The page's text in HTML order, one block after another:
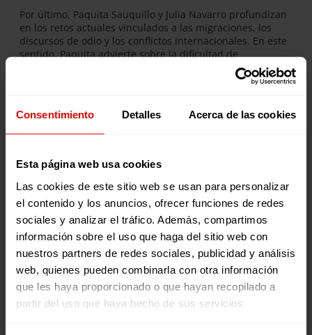
Consentimiento Detalles Acerca de las cookies
Esta página web usa cookies
Las cookies de este sitio web se usan para personalizar
el contenido y los anuncios, ofrecer funciones de redes
sociales y analizar el tráfico. Además, compartimos
información sobre el uso que haga del sitio web con
nuestros partners de redes sociales, publicidad y análisis
web, quienes pueden combinarla con otra información
que les haya proporcionado o que hayan recopilado a
partir del uso que haya hecho de sus servicios.
Por último, Paquita Sauquillo y Julia Navarro profundizan
en los retos actuales vinculados a las migraciones, los
discursos de odio y los conflictos internacionales. En este
sentido, Paquita advierte sobre la dificultad de
comprender el contexto actual marcado por la violencia y
La violencia engendra violenciay hay
¿Qué es ‘Voces por una Causa’
con Julia Navarro?
Presentado por la escritora y periodista Julia Navarro,
‘Voces por una causa’es el podcast semanal de la ONG
Entreculturas
que explora cuestiones sociales,
medioambientales y culturales a través de testimonios en
primera persona. Los programas se emiten todos los
jueves en nuestro canal de Youtube, enSpotify, enIvoox,
y en Apple Podcast.